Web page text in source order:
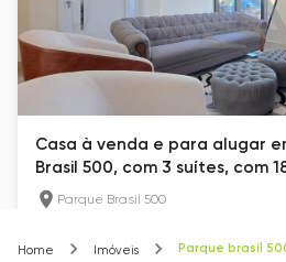
Home Imóveis Parque brasil
Casa à venda e para alugar
Brasil 500, com 3 suítes, com
Parque Brasil 500